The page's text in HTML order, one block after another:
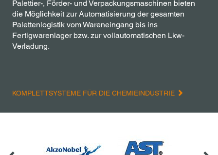
Palettier-, Förder- und Verpackungsmaschinen bieten
die Möglichkeit zur Automatisierung der gesamten
Palettenlogistik vom Wareneingang bis ins
Fertigwarenlager bzw. zur vollautomatischen Lkw-
Verladung.
KOMPLETTSYSTEME FÜR DIE CHEMIEINDUSTRIE